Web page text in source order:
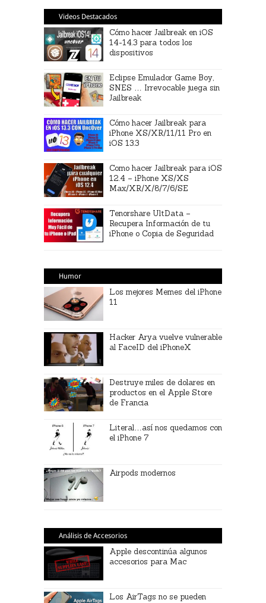
Videos Destacados
Cómo hacer Jailbreak en iOS
14-14.3 para todos los
dispositivos
Eclipse Emulador Game Boy,
SNES … Irrevocable juega sin
Jailbreak
Cómo hacer Jailbreak para
iPhone XS/XR/11/11 Pro en
iOS 13.3
Como hacer Jailbreak para iOS
12.4 – iPhone XS/XS
Max/XR/X/8/7/6/SE
Tenorshare UltData –
Recupera Información de tu
iPhone o Copia de Seguridad
Humor
Los mejores Memes del iPhone
11
Hacker Arya vuelve vulnerable
al FaceID del iPhoneX
Destruye miles de dolares en
productos en el Apple Store
de Francia
Literal…así nos quedamos con
el iPhone 7
Airpods modernos
Análisis de Accesorios
Apple descontinúa algunos
accesorios para Mac
Los AirTags no se pueden